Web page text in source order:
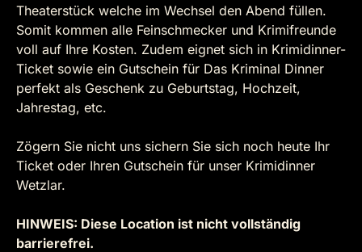
Theaterstück welche im Wechsel den Abend füllen.
Somit kommen alle Feinschmecker und Krimifreunde
voll auf Ihre Kosten. Zudem eignet sich in Krimidinner-
Ticket sowie ein Gutschein für Das Kriminal Dinner
perfekt als Geschenk zu Geburtstag, Hochzeit,
Jahrestag, etc.
Zögern Sie nicht uns sichern Sie sich noch heute Ihr
Ticket oder Ihren Gutschein für unser Krimidinner
Wetzlar.
HINWEIS: Diese Location ist nicht vollständig
barrierefrei.